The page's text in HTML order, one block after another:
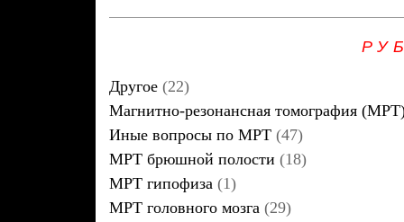
Другое (22)
Магнитно-резонансная томография
Иные вопросы по МРТ (47)
МРТ брюшной полости (18)
МРТ гипофиза (1)
МРТ головного мозга (29)